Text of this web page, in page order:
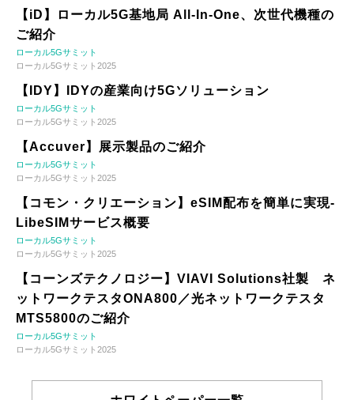
【iD】ローカル5G基地局 All-In-One、次世代機種の
ご紹介
ローカル5Gサミット
ローカル5Gサミット2025
【IDY】IDYの産業向け5Gソリューション
ローカル5Gサミット
ローカル5Gサミット2025
【Accuver】展示製品のご紹介
ローカル5Gサミット
ローカル5Gサミット2025
【コモン・クリエーション】eSIM配布を簡単に実現-
LibeSIMサービス概要
ローカル5Gサミット
ローカル5Gサミット2025
【コーンズテクノロジー】VIAVI Solutions社製 ネ
ットワークテスタONA800／光ネットワークテスタ
MTS5800のご紹介
ローカル5Gサミット
ローカル5Gサミット2025